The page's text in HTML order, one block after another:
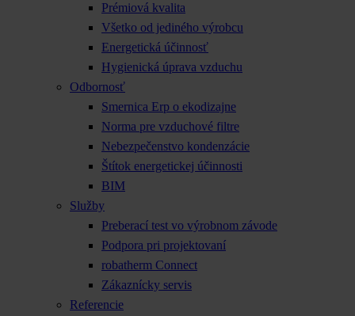
Prémiová kvalita
Všetko od jediného výrobcu
Energetická účinnosť
Hygienická úprava vzduchu
Odbornosť
Smernica Erp o ekodizajne
Norma pre vzduchové filtre
Nebezpečenstvo kondenzácie
Štítok energetickej účinnosti
BIM
Služby
Preberací test vo výrobnom závode
Podpora pri projektovaní
robatherm Connect
Zákaznícky servis
Referencie